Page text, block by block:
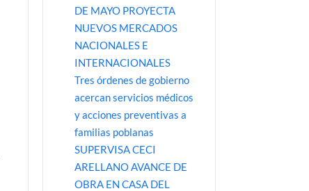
DE MAYO PROYECTA
NUEVOS MERCADOS
NACIONALES E
INTERNACIONALES
Tres órdenes de gobierno
acercan servicios médicos
y acciones preventivas a
familias poblanas
SUPERVISA CECI
ARELLANO AVANCE DE
OBRA EN CASA DEL